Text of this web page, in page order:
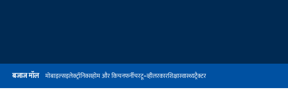
बजाज मॉल मोबाइल्सइलेक्ट्रॉनिक्सहोम और किचनफर्नीचरटू-व्हीलरकारशिक्षास्वास्थ्यट्रैक्टर